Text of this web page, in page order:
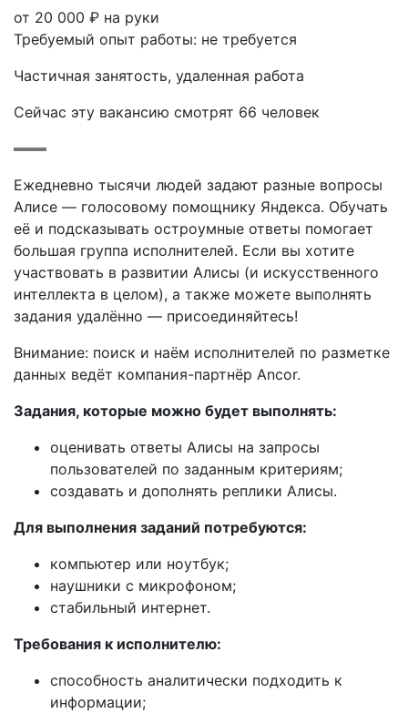
от 20 000 ₽ на руки
Требуемый опыт работы: не требуется
Частичная занятость, удаленная работа
Сейчас эту вакансию смотрят 66 человек
Ежедневно тысячи людей задают разные вопросы
Алисе — голосовому помощнику Яндекса. Обучать
её и подсказывать остроумные ответы помогает
большая группа исполнителей. Если вы хотите
участвовать в развитии Алисы (и искусственного
интеллекта в целом), а также можете выполнять
задания удалённо — присоединяйтесь!
Внимание: поиск и наём исполнителей по разметке
данных ведёт компания-партнёр Ancor.
Задания, которые можно будет выполнять:
оценивать ответы Алисы на запросы
пользователей по заданным критериям;
создавать и дополнять реплики Алисы.
Для выполнения заданий потребуются:
компьютер или ноутбук;
наушники с микрофоном;
стабильный интернет.
Требования к исполнителю:
способность аналитически подходить к
информации;